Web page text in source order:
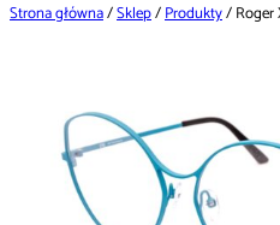
Strona główna/Sklep/Produkty/ Roger